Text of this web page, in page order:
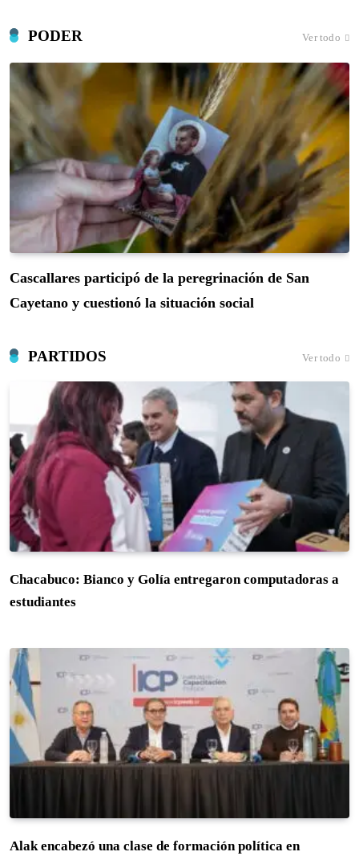
Ver todo
PODER
Cascallares participó de la peregrinación de San
Cayetano y cuestionó la situación social
Ver todo
PARTIDOS
Chacabuco: Bianco y Golía entregaron computadoras a
estudiantes
Alak encabezó una clase de formación política en